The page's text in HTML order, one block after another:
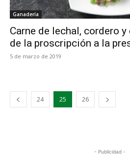
Ganadería
Carne de lechal, cordero
de la proscripción a la
5 de marzo de 2019
24 25 26
- Publicidad -